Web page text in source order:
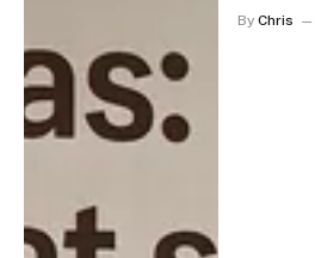
By Chris